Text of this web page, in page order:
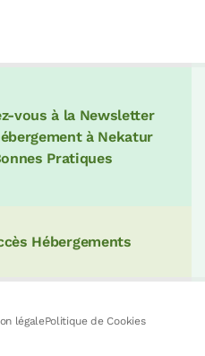
vous à la Newsletter
à Nekatur
Pratiques
Hébergements
légalePolitique de Cookies